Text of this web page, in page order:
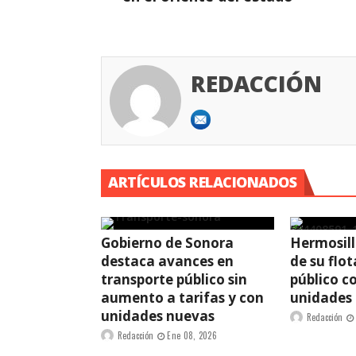
REDACCIÓN
ARTÍCULOS RELACIONADOS
Gobierno de Sonora
destaca avances en
transporte público sin
aumento a tarifas y con
unidades nuevas
Redacción Ene 08, 2026
de su
público
unidades
Redacción